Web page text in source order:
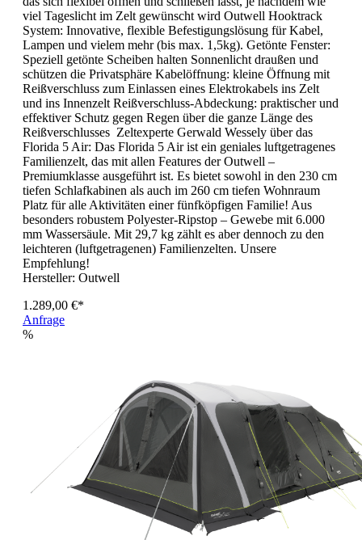
viel Tageslicht im Zelt gewünscht wird Outwell Hooktrack
System: Innovative, flexible Befestigungslösung für Kabel,
Lampen und vielem mehr (bis max. 1,5kg). Getönte Fenster:
Speziell getönte Scheiben halten Sonnenlicht draußen und
schützen die Privatsphäre Kabelöffnung: kleine Öffnung mit
Reißverschluss zum Einlassen eines Elektrokabels ins Zelt
und ins Innenzelt Reißverschluss-Abdeckung: praktischer und
effektiver Schutz gegen Regen über die ganze Länge des
Reißverschlusses Zeltexperte Gerwald Wessely über das
Florida 5 Air: Das Florida 5 Air ist ein geniales luftgetragenes
Familienzelt, das mit allen Features der Outwell –
Premiumklasse ausgeführt ist. Es bietet sowohl in den 230 cm
tiefen Schlafkabinen als auch im 260 cm tiefen Wohnraum
Platz für alle Aktivitäten einer fünfköpfigen Familie! Aus
besonders robustem Polyester-Ripstop – Gewebe mit 6.000
mm Wassersäule. Mit 29,7 kg zählt es aber dennoch zu den
leichteren (luftgetragenen) Familienzelten. Unsere
Empfehlung!
Hersteller: Outwell
1.289,00 €*
Anfrage
%